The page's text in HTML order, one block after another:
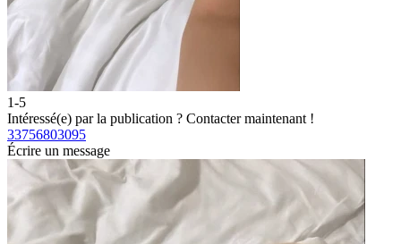
1-5
Intéressé(e) par la publication ? Contacter maintenant !
33756803095
Écrire un message